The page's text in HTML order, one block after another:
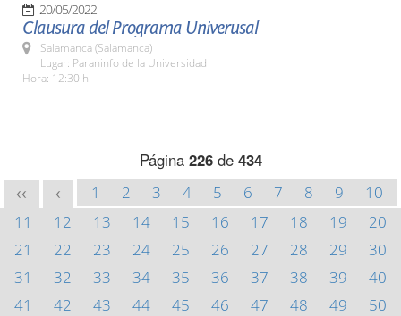
20/05/2022
Clausura del Programa Univerusal
Salamanca (Salamanca)
Lugar: Paraninfo de la Universidad
Hora: 12:30 h.
Página 226de 434
<< < 1 2 3 4 5 6 7 8 9
10
11
12 13 14 15 16 17 18 19
20
21
22 23 24 25 26 27 28 29
30
31
32 33 34 35 36 37 38 39
40
41
42 43 44 45 46 47 48 49
50